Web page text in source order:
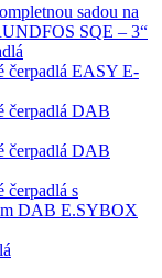
sadou na
SQE – 3“
čerpadlá EASY E-
čerpadlá DAB
čerpadlá DAB
čerpadlá s
DAB E.SYBOX